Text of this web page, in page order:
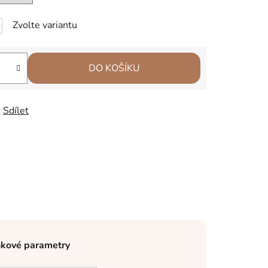
Zvolte variantu
DO KOŠÍKU
Sdílet
parametry